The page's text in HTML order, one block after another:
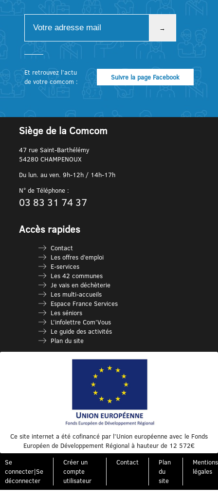
Et retrouvez l’actu
de votre comcom :
Suivre la page Facebook
Siège de la Comcom
47 rue Saint-Barthélémy
54280 CHAMPENOUX
Du lun. au ven. 9h-12h / 14h-17h
N° de Téléphone :
03 83 31 74 37
Accès rapides
Contact
Les offres d’emploi
E-services
Les 42 communes
Je vais en déchèterie
Les multi-accueils
Espace France Services
Les séniors
L’infolettre Com’Vous
Le guide des activités
Plan du site
Ce site internet a été cofinancé par l’Union européenne avec le Fonds
Européen de Développement Régional à hauteur de 12 572€
Se
connecter|Se
déconnecter
Créer un
compte
utilisateur
Contact
Plan
du
site
Mentions
légales